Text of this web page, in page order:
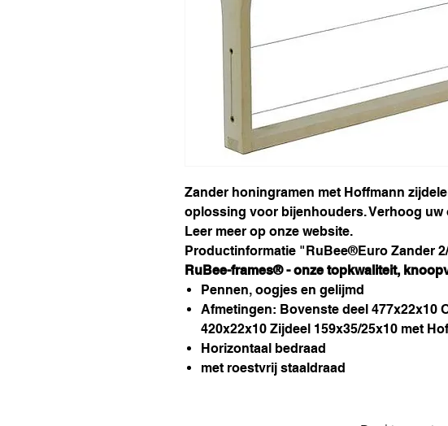
Zander honingramen met Hoffmann
oplossing voor bijenhouders. Verhoog uw
Leer meer op onze website.
Productinformatie "RuBee®Euro Zander
RuBee-frames® - onze topkwaliteit,
Pennen, oogjes en gelijmd
Afmetingen: Bovenste deel 477x22x10
420x22x10 Zijdeel 159x35/25x10 met
Horizontaal bedraad
met roestvrij staaldraad